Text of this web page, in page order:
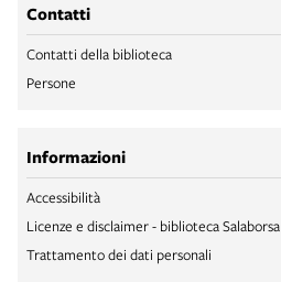
Contatti
Contatti della biblioteca
Persone
Informazioni
Accessibilità
Licenze e disclaimer - biblioteca Salaborsa
Trattamento dei dati personali